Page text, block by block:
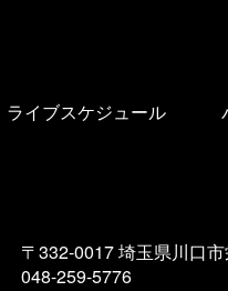
ライブスケジュール
〒332-0017 埼玉県川口
048-259-5776